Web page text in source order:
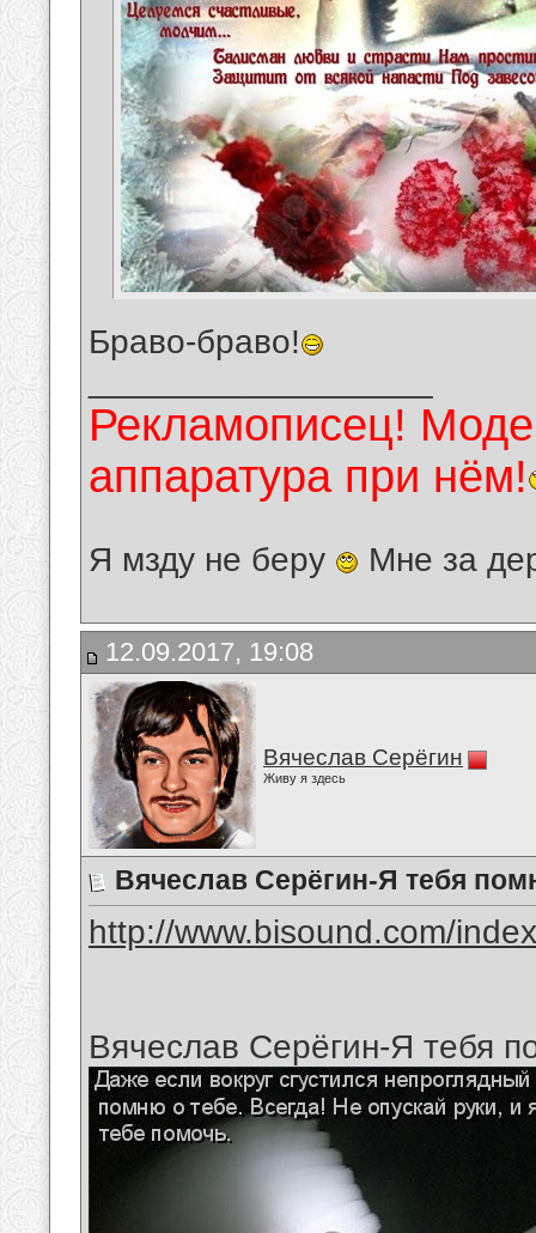
Браво-браво!
Рекламописец!
аппаратура при нём!
Я мзду не беру Мне за
12.09.2017, 19:08
Вячеслав Серёгин
Живу я здесь
Вячеслав Серёгин-Я тебя
http://www.bisound.com/
Вячеслав Серёгин-Я тебя